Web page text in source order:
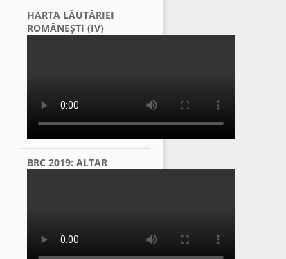
HARTA LĂUTĂRIEI
ROMÂNEŞTI (IV)
BRC 2019: ALTAR